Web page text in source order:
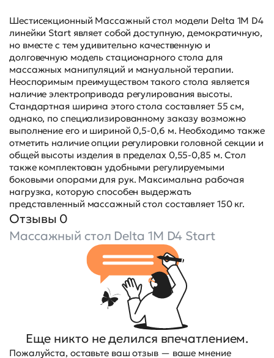
Шестисекционный Массажный стол модели Delta 1M D4
линейки Start являет собой доступную, демократичную,
но вместе с тем удивительно качественную и
долговечную модель стационарного стола для
массажных манипуляций и мануальной терапии.
Неоспоримым преимуществом такого стола является
наличие электропривода регулирования высоты.
Стандартная ширина этого стола составляет 55 см,
однако, по специализированному заказу возможно
выполнение его и шириной 0,5-0,6 м. Необходимо также
отметить наличие опции регулировки головной секции и
общей высоты изделия в пределах 0,55-0,85 м. Стол
также комплектован удобными регулируемыми
боковыми опорами для рук. Максимальна рабочая
нагрузка, которую способен выдержать
представленный массажный стол составляет 150 кг.
Отзывы 0
Массажный стол Delta 1M D4 Start
Еще никто не делился впечатлением.
Пожалуйста, оставьте ваш отзыв — ваше мнение